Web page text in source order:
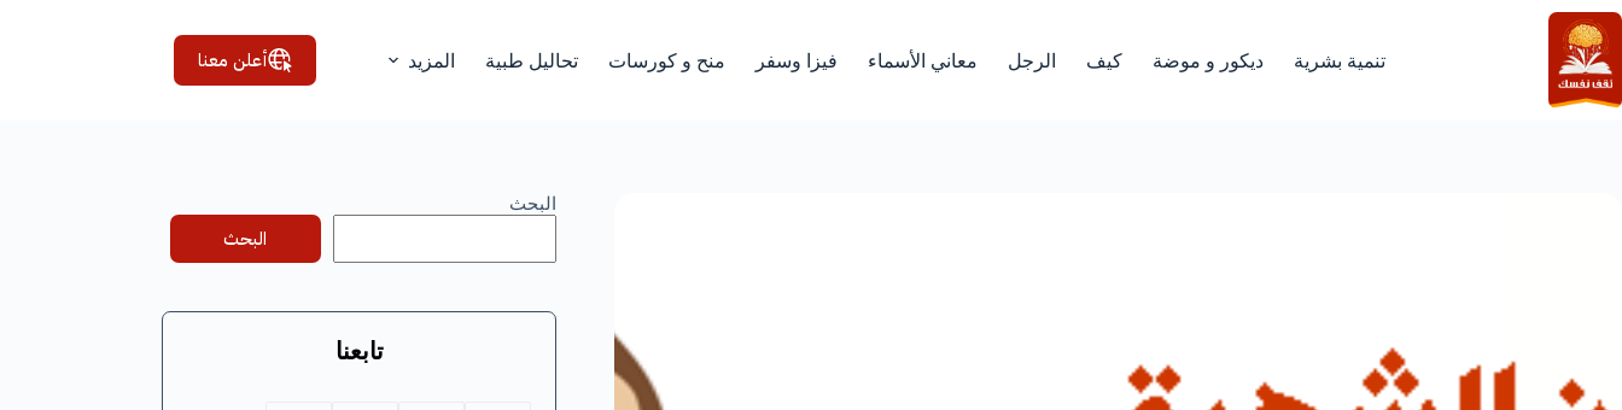
التجاوز
إلى
المحتوى
تنمية بشرية ديكور و موضة كيف الرجل معاني الأسماء فيزا وسفر منح و كورسات تحاليل طبية المزيد أعلن معنا
البحث
البحث
تابعنا